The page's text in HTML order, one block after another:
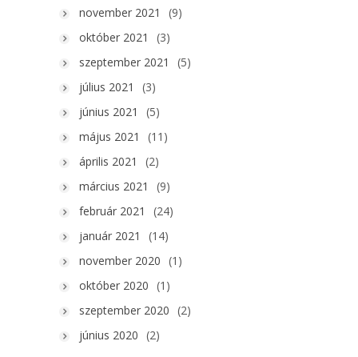
november 2021
(9)
október 2021
(3)
szeptember 2021
(5)
július 2021
(3)
június 2021
(5)
május 2021
(11)
április 2021
(2)
március 2021
(9)
február 2021
(24)
január 2021
(14)
november 2020 (1)
október 2020 (1)
szeptember 2020 (2)
június 2020 (2)